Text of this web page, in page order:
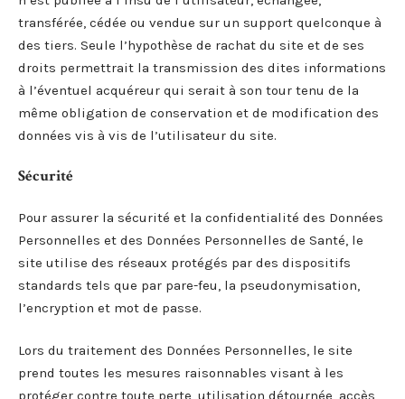
transférée, cédée ou vendue sur un support quelconque à
des tiers. Seule l’hypothèse de rachat du site et de ses
droits permettrait la transmission des dites informations
à l’éventuel acquéreur qui serait à son tour tenu de la
même obligation de conservation et de modification des
données vis à vis de l’utilisateur du site.
Sécurité
Pour assurer la sécurité et la confidentialité des Données
Personnelles et des Données Personnelles de Santé, le
site utilise des réseaux protégés par des dispositifs
standards tels que par pare-feu, la pseudonymisation,
l’encryption et mot de passe.
Lors du traitement des Données Personnelles, le site
prend toutes les mesures raisonnables visant à les
protéger contre toute perte, utilisation détournée, accès